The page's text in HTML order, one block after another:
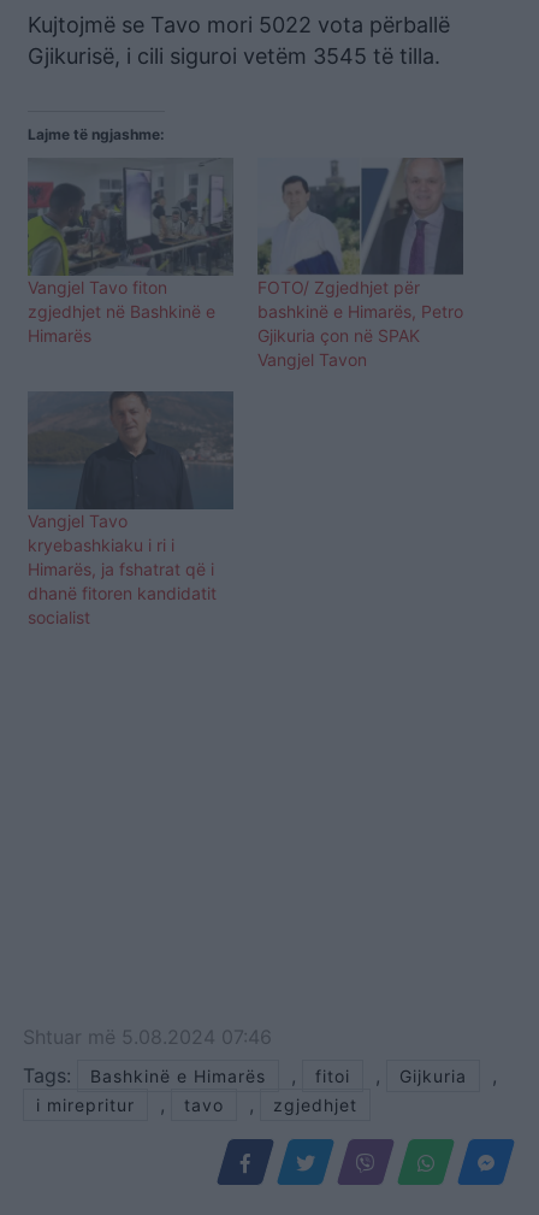
Kujtojmë se Tavo mori 5022 vota përballë
Gjikurisë, i cili siguroi vetëm 3545 të tilla.
Lajme të ngjashme:
Vangjel Tavo fiton
zgjedhjet në Bashkinë e
Himarës
FOTO/ Zgjedhjet për
bashkinë e Himarës, Petro
Gjikuria çon në SPAK
Vangjel Tavon
Vangjel Tavo
kryebashkiaku i ri i
Himarës, ja fshatrat që i
dhanë fitoren kandidatit
socialist
Shtuar më 5.08.2024 07:46
Tags:
Bashkinë e Himarës , fitoi , Gijkuria ,
i mirepritur , tavo , zgjedhjet